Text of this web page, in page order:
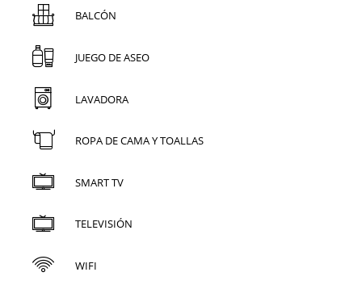
BALCÓN
JUEGO DE ASEO
LAVADORA
ROPA DE CAMA Y TOALLAS
SMART TV
TELEVISIÓN
WIFI